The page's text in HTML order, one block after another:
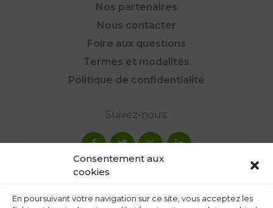
Consentement aux
cookies
En poursuivant votre navigation sur ce site, vous acceptez les
Nos partenaires
Nous contacter
Foire aux questions
Termes et modalités
Politique de confidentialité
Suivez-nous: